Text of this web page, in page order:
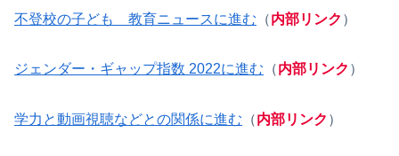
不登校の子ども 教育ニュースに進む （内部リンク ）
ジェンダー・ギャップ指数 2022に進む （内部リンク ）
学力と動画視聴などとの関係に進む （内部リンク ）